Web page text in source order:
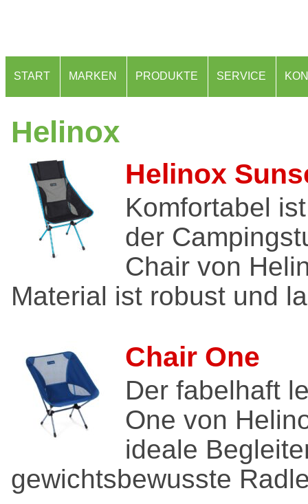
START MARKEN PRODUKTE SERVICE
Helinox
Helinox
Komfortabel ist
der
Chair von
Material ist robust und
Chair One
Der fabelhaft
One von
ideale
gewichtsbewusste